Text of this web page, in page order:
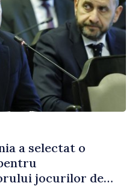
a selectat o
jocurilor de